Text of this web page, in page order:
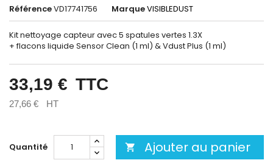
RéférenceVD17741756 MarqueVISIBLEDUST
Kit nettoyage capteur avec 5 spatules vertes 1.3X
+ flacons liquide Sensor Clean (1 ml) & Vdust Plus (1 ml)
33,19 € TTC
27,66 € HT
Quantité  Ajouter au panier